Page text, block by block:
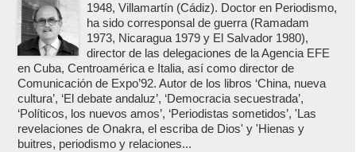
1948, Villamartín (Cádiz). Doctor en Periodismo,
ha sido corresponsal de guerra (Ramadam
1973, Nicaragua 1979 y El Salvador 1980),
director de las delegaciones de la Agencia EFE
en Cuba, Centroamérica e Italia, así como director de
Comunicación de Expo’92. Autor de los libros ‘China, nueva
cultura’, ‘El debate andaluz’, ‘Democracia secuestrada’,
‘Políticos, los nuevos amos’, ‘Periodistas sometidos’, 'Las
revelaciones de Onakra, el escriba de Dios' y 'Hienas y
buitres, periodismo y relaciones...